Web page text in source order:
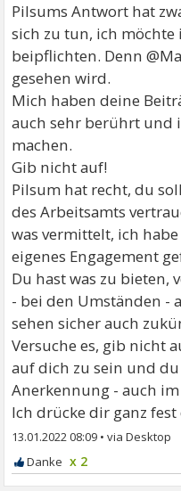
Pilsums Antwort hat
sich zu tun, ich
beipflichten. Denn
gesehen wird.
Mich haben deine
auch sehr berührt und
machen.
Gib nicht auf!
Pilsum hat recht, du
des Arbeitsamts
was vermittelt, ich
eigenes Engagement
Du hast was zu bieten,
- bei den Umständen -
sehen sicher auch
Versuche es, gib nicht
auf dich zu sein und
Anerkennung - auch
Ich drücke dir ganz
13.01.2022 08:09 •
x 2